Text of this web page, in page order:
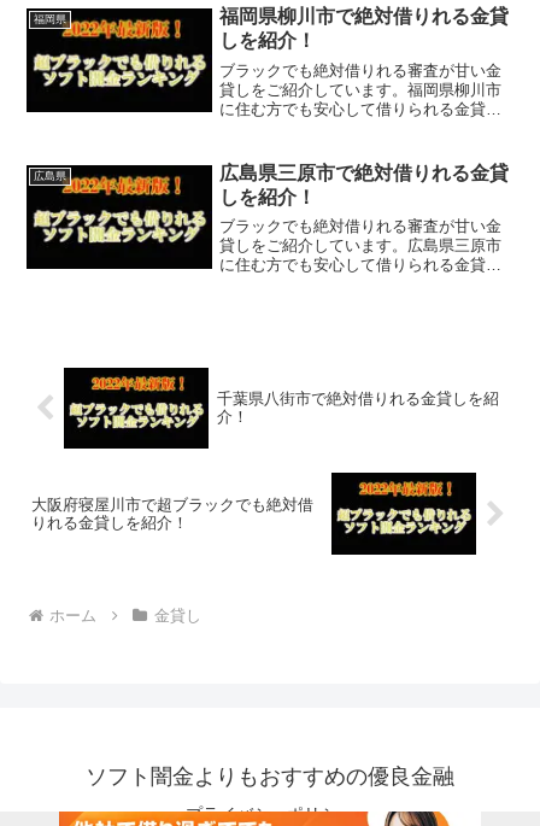
しではなく、国または茨城県ひたちなか
市で貸金業登録をしている...
福岡県
福岡県柳川市で絶対借りれる金貸
しを紹介！
ブラックでも絶対借りれる審査が甘い金
貸しをご紹介しています。福岡県柳川市
に住む方でも安心して借りられる金貸し
はなく、国または福岡県柳川市で貸金業
登録をしている正規の金貸し...
広島県
広島県三原市で絶対借りれる金貸
しを紹介！
ブラックでも絶対借りれる審査が甘い金
貸しをご紹介しています。広島県三原市
に住む方でも安心して借りられる金貸し
千葉県八街市で絶対借りれる金貸しを紹
介！
大阪府寝屋川市で超ブラックでも絶対借
りれる金貸しを紹介！
ホーム 金貸し
ソフト闇金よりもおすすめの優良金融
プライバシーポリシー